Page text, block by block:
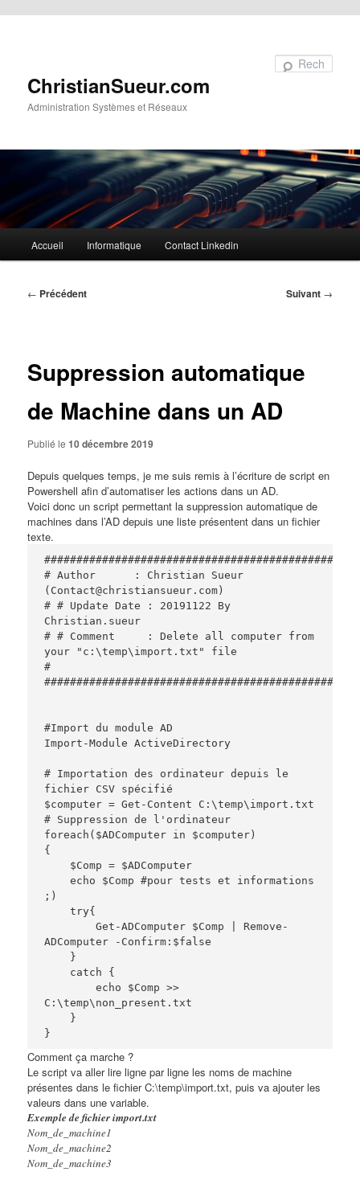
ChristianSueur.com
Administration Systèmes et Réseaux
principalAccueil Informatique Contact Linkedin
Navigation
← Précédent Suivant →
Suppression automatique
de Machine dans un AD
Publié le10 décembre 2019
Depuis quelques temps, je me suis remis à l’écriture de script en
Powershell afin d’automatiser les actions dans un AD.
Voici donc un script permettant la suppression automatique de
machines dans l’AD depuis une liste présentent dans un fichier
texte.
# Author      : Christian Sueur
(Contact@christiansueur.com)
# # Update Date : 20191122 By
Christian.sueur
# # Comment     : Delete all computer from
your "c:\temp\import.txt" file
#
#Import du module AD
Import-Module ActiveDirectory
# Importation des ordinateur depuis le
fichier CSV spécifié
$computer = Get-Content C:\temp\import.txt
# Suppression de l'ordinateur
foreach($ADComputer in $computer)
{
    echo $Comp #pour tests et informations
;)
    try{
        Get-ADComputer $Comp | Remove-
ADComputer -Confirm:$false
        echo $Comp >>
C:\temp\non_present.txt
Comment ça marche ?
Le script va aller lire ligne par ligne les noms de machine
présentes dans le fichier C:\temp\import.txt, puis va ajouter les
valeurs dans une variable.
Exemple de fichier import.txt
Nom_de_machine1
Nom_de_machine2
Nom_de_machine3